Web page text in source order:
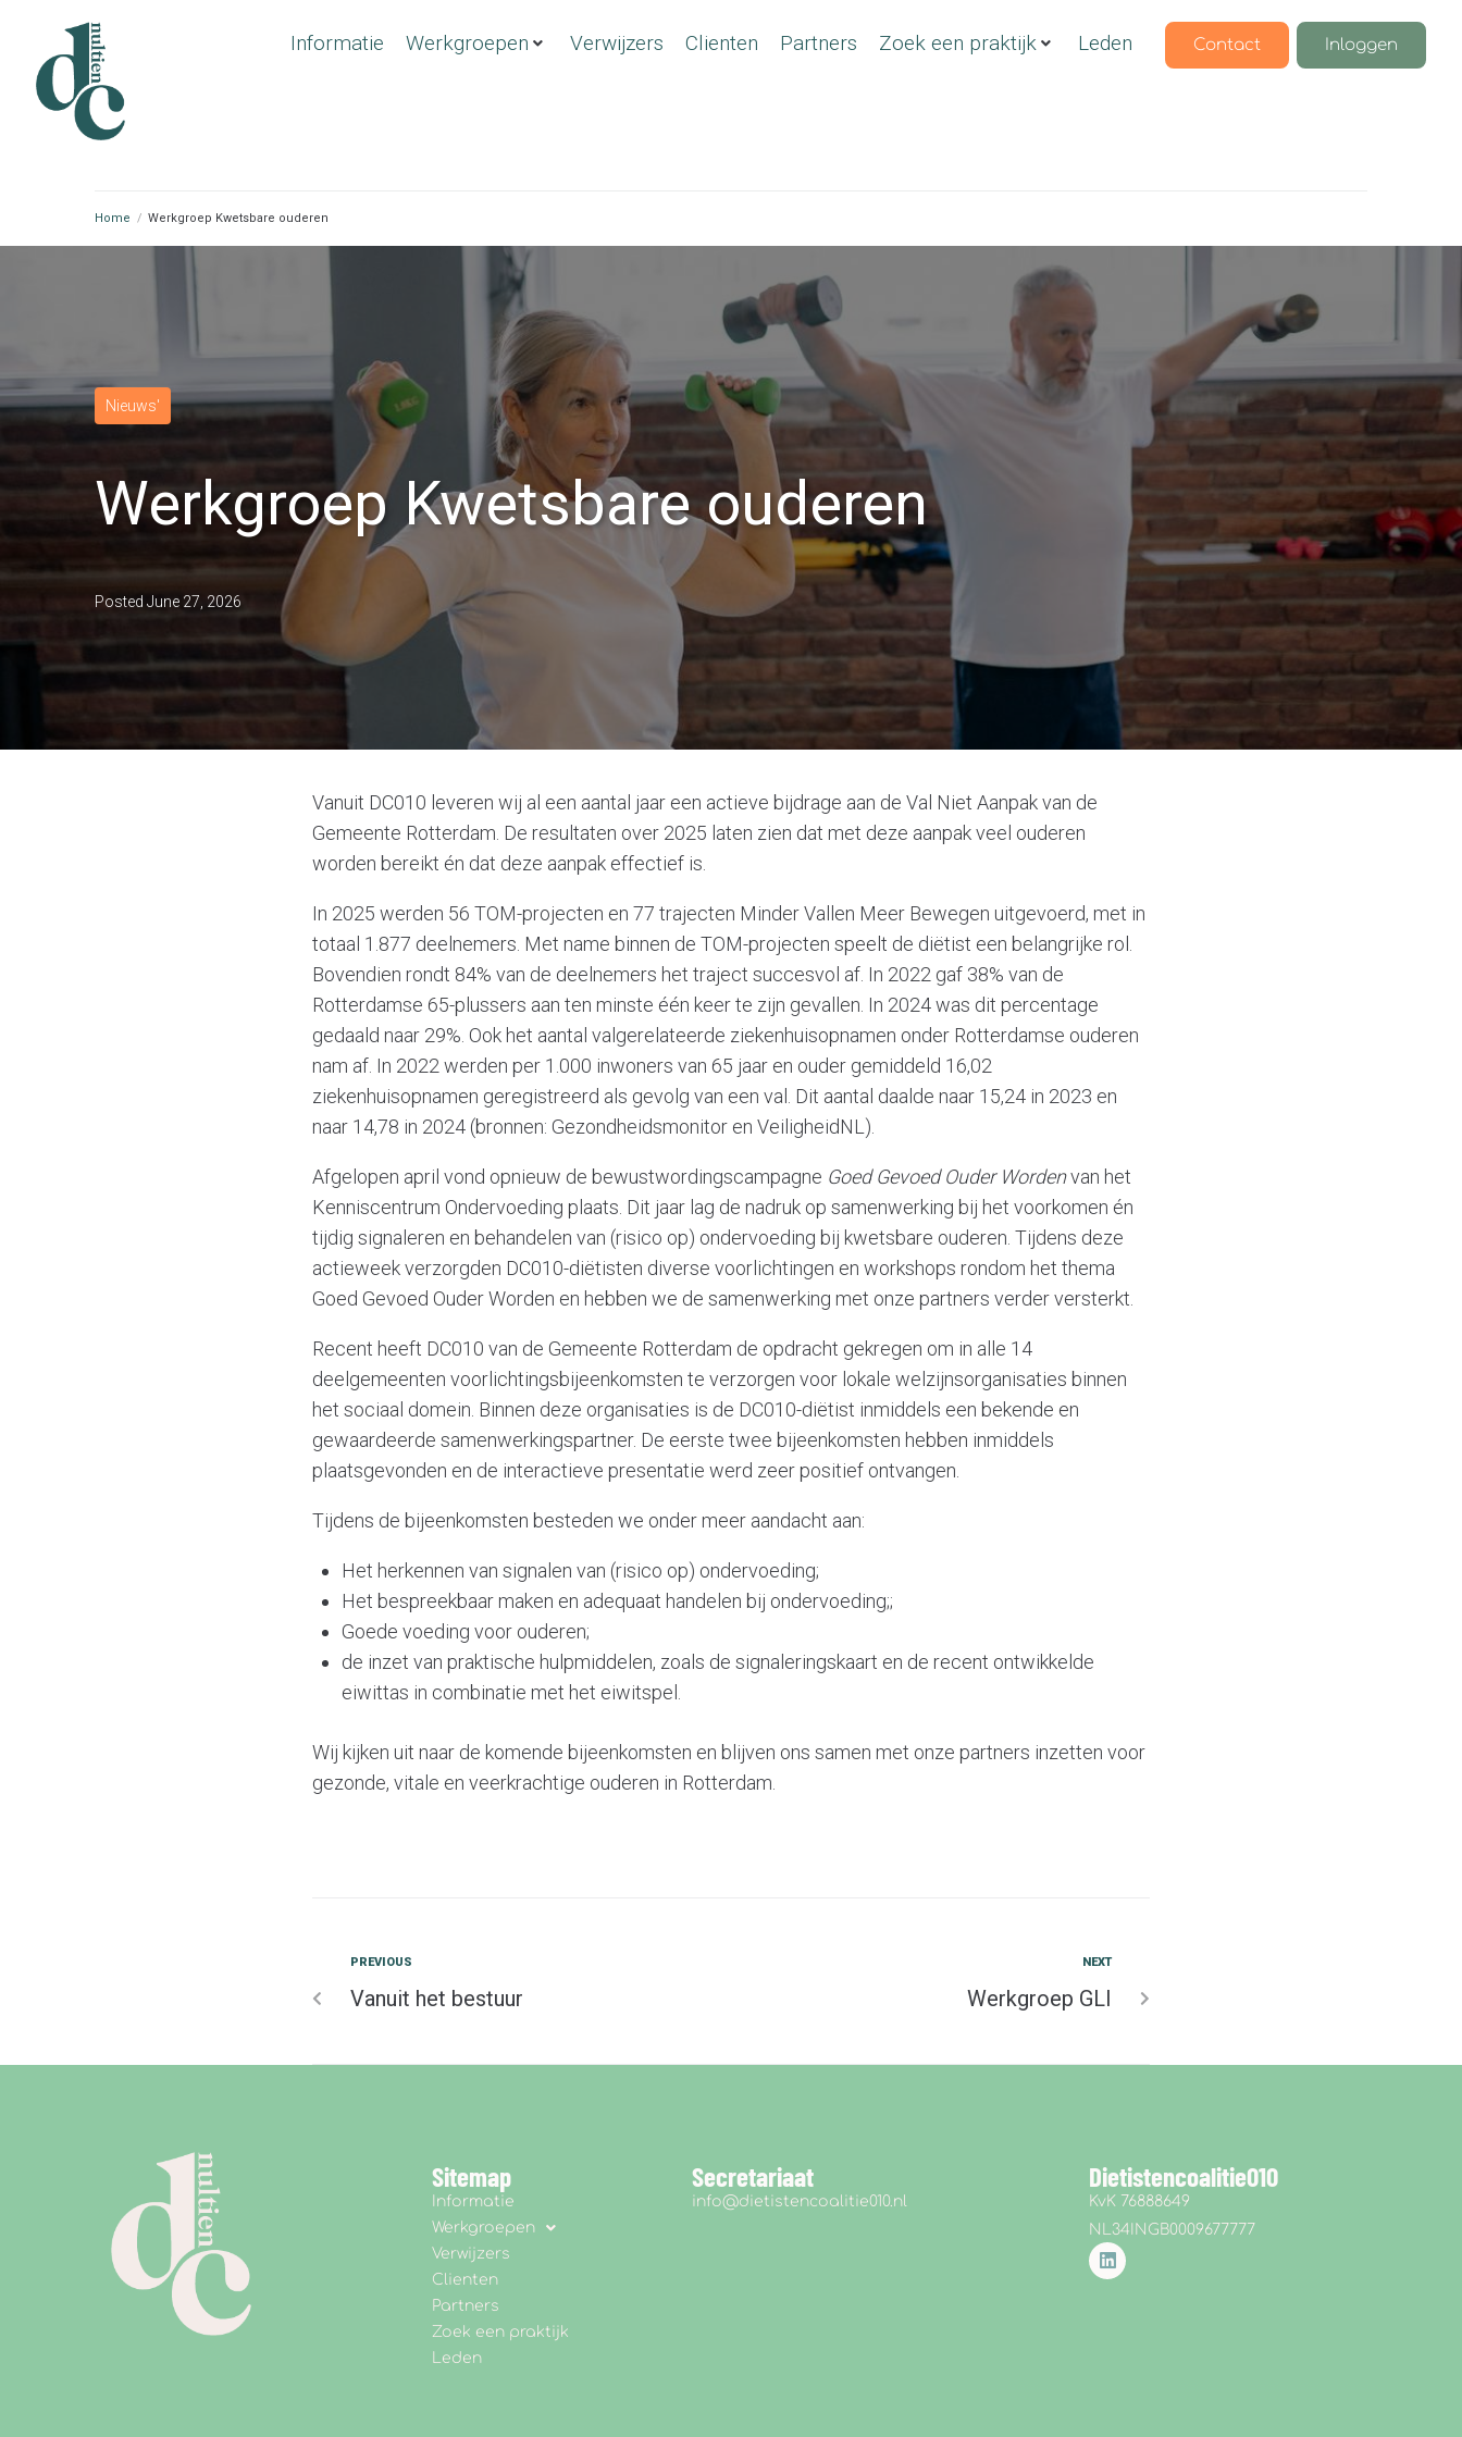
Informatie Werkgroepen Verwijzers Clienten Partners Zoek een praktijk Leden Contact Inloggen
Home / Werkgroep Kwetsbare ouderen
Nieuws'
Werkgroep Kwetsbare ouderen
Posted June 27, 2026
Vanuit DC010 leveren wij al een aantal jaar een actieve bijdrage aan de Val Niet Aanpak van de
Gemeente Rotterdam. De resultaten over 2025 laten zien dat met deze aanpak veel ouderen
worden bereikt én dat deze aanpak effectief is.
In 2025 werden 56 TOM-projecten en 77 trajecten Minder Vallen Meer Bewegen uitgevoerd, met in
totaal 1.877 deelnemers. Met name binnen de TOM-projecten speelt de diëtist een belangrijke rol.
Bovendien rondt 84% van de deelnemers het traject succesvol af. In 2022 gaf 38% van de
Rotterdamse 65-plussers aan ten minste één keer te zijn gevallen. In 2024 was dit percentage
gedaald naar 29%. Ook het aantal valgerelateerde ziekenhuisopnamen onder Rotterdamse ouderen
nam af. In 2022 werden per 1.000 inwoners van 65 jaar en ouder gemiddeld 16,02
ziekenhuisopnamen geregistreerd als gevolg van een val. Dit aantal daalde naar 15,24 in 2023 en
naar 14,78 in 2024 (bronnen: Gezondheidsmonitor en VeiligheidNL).
Afgelopen april vond opnieuw de bewustwordingscampagne Goed Gevoed Ouder Wordenvan het
Kenniscentrum Ondervoeding plaats. Dit jaar lag de nadruk op samenwerking bij het voorkomen én
tijdig signaleren en behandelen van (risico op) ondervoeding bij kwetsbare ouderen. Tijdens deze
actieweek verzorgden DC010-diëtisten diverse voorlichtingen en workshops rondom het thema
Goed Gevoed Ouder Worden en hebben we de samenwerking met onze partners verder versterkt.
Recent heeft DC010 van de Gemeente Rotterdam de opdracht gekregen om in alle 14
deelgemeenten voorlichtingsbijeenkomsten te verzorgen voor lokale welzijnsorganisaties binnen
het sociaal domein. Binnen deze organisaties is de DC010-diëtist inmiddels een bekende en
gewaardeerde samenwerkingspartner. De eerste twee bijeenkomsten hebben inmiddels
plaatsgevonden en de interactieve presentatie werd zeer positief ontvangen.
Tijdens de bijeenkomsten besteden we onder meer aandacht aan:
Het herkennen van signalen van (risico op) ondervoeding;
Het bespreekbaar maken en adequaat handelen bij ondervoeding;;
Goede voeding voor ouderen;
de inzet van praktische hulpmiddelen, zoals de signaleringskaart en de recent ontwikkelde
eiwittas in combinatie met het eiwitspel.
Wij kijken uit naar de komende bijeenkomsten en blijven ons samen met onze partners inzetten voor
gezonde, vitale en veerkrachtige ouderen in Rotterdam.
PREVIOUS
Vanuit het bestuur
NEXT
Werkgroep GLI
Sitemap
Informatie
Werkgroepen
Verwijzers
Clienten
Partners
Zoek een praktijk
Leden
Secretariaat
info@dietistencoalitie010.nl
Dietistencoalitie010
KvK 76888649
NL34INGB0009677777